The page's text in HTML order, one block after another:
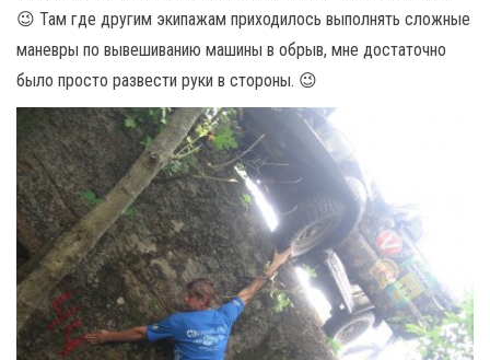
😉 Там где другим экипажам приходилось выполнять сложные
маневры по вывешиванию машины в обрыв, мне достаточно
было просто развести руки в стороны. 😉